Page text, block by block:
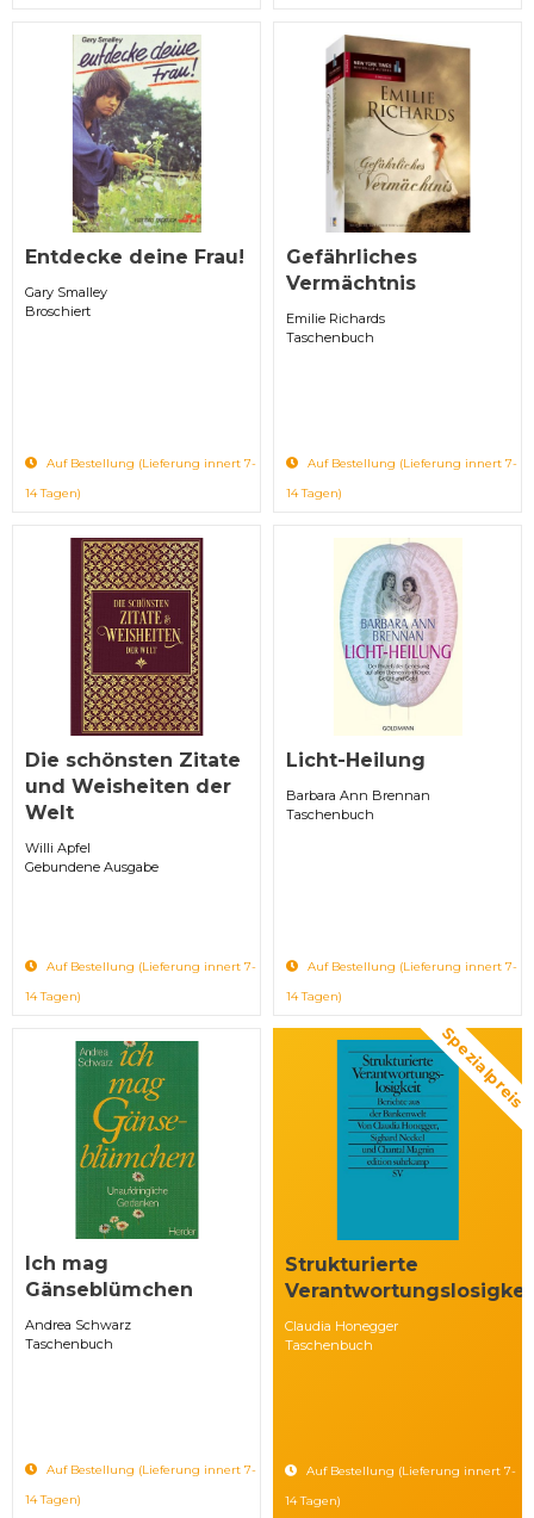
Entdecke deine Frau!
Gary Smalley
Broschiert
Auf Bestellung (Lieferung innert 7-
14 Tagen)
Gefährliches
Vermächtnis
Emilie Richards
Taschenbuch
Auf Bestellung (Lieferung innert 7-
14 Tagen)
Die schönsten Zitate
und Weisheiten der
Welt
Willi Apfel
Gebundene Ausgabe
Auf Bestellung (Lieferung innert 7-
14 Tagen)
Licht-Heilung
Barbara Ann Brennan
Taschenbuch
Auf Bestellung (Lieferung innert 7-
14 Tagen)
Ich mag
Gänseblümchen
Andrea Schwarz
Taschenbuch
Auf Bestellung (Lieferung innert 7-
14 Tagen)
Spezialpreis
Strukturierte
Claudia Honegger
Taschenbuch
Auf Bestellung (Lieferung innert 7-
14 Tagen)